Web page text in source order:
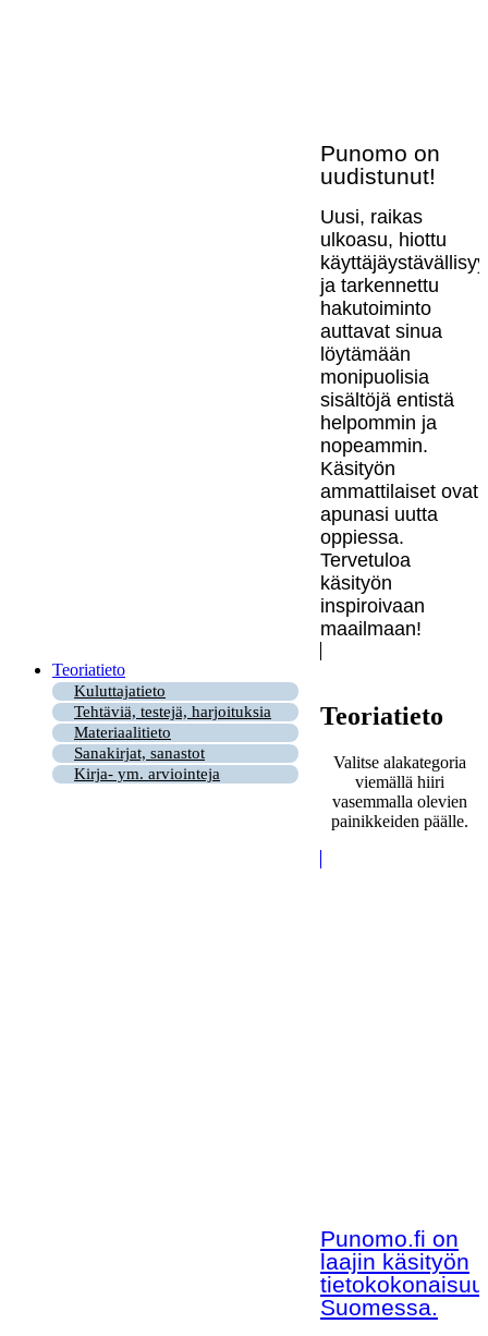
Punomo on
uudistunut!
Uusi, raikas
ulkoasu, hiottu
ja tarkennettu
hakutoiminto
auttavat sinua
löytämään
monipuolisia
sisältöjä entistä
helpommin ja
nopeammin.
Käsityön
ammattilaiset ovat
apunasi uutta
oppiessa.
Tervetuloa
käsityön
inspiroivaan
maailmaan!
Teoriatieto
Kuluttajatieto
Tehtäviä, testejä, harjoituksia
Materiaalitieto
Sanakirjat, sanastot
Kirja- ym. arviointeja
Teoriatieto
Valitse alakategoria
viemällä hiiri
vasemmalla olevien
painikkeiden päälle.
Punomo.fi on
laajin käsityön
Suomessa.